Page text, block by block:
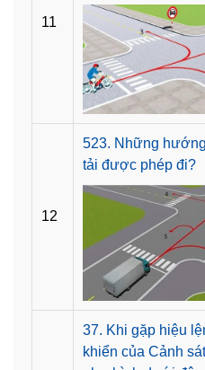
11
12
523. Những
tải được phép đi?
37. Khi gặp hiệu
khiển của Cảnh